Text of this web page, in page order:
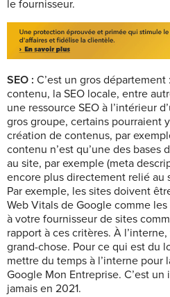
le fournisseur.
SEO : C’est un gros
contenu, la SEO locale, entre
une ressource SEO à l’intérieur
gros groupe, certains pourraient
création de contenus, par
contenu n’est qu’une des bases
au site, par exemple (meta
encore plus directement relié
Par exemple, les sites doivent
Web Vitals de Google comme les
à votre fournisseur de sites
rapport à ces critères. À
grand-chose. Pour ce qui est du
mettre du temps à l’interne pour
Google Mon Entreprise. C’est
jamais en 2021.